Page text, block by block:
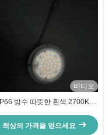
비디오
IP66 방수 따뜻한 흰색 2700K-
최상의 가격을 얻으세요